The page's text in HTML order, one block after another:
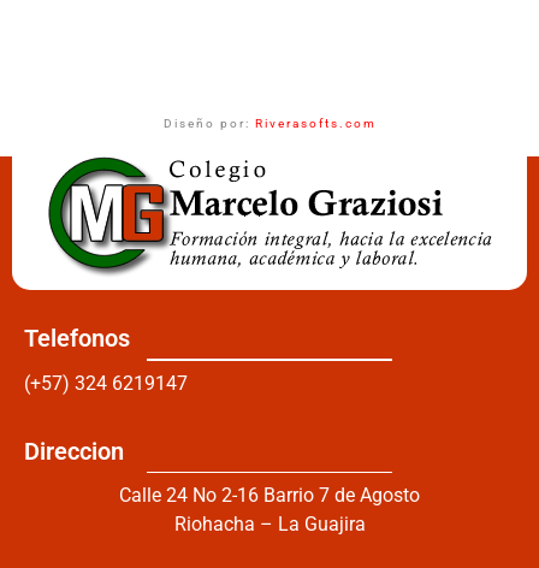
Diseño por: Riverasofts.com
Telefonos
(+57) 324 6219147
Direccion
Calle 24 No 2-16 Barrio 7 de Agosto
Riohacha – La Guajira